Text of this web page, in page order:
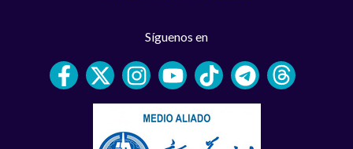
Síguenos en